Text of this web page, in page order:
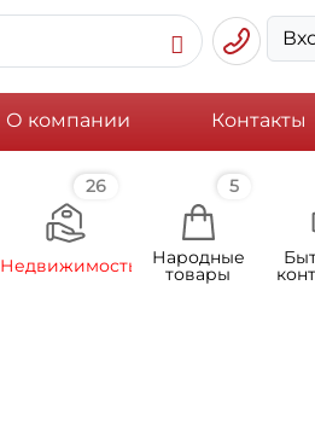
О компании Контакты
26
Недвижимость
5
Народные
товары